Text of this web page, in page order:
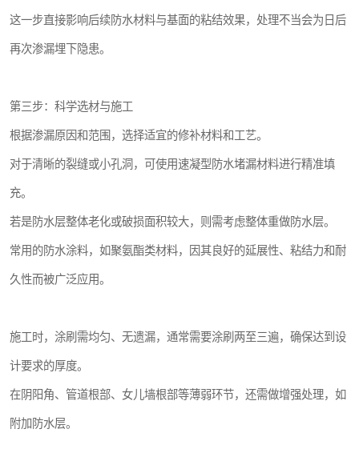
这一步直接影响后续防水材料与基面的粘结效果，处理不当会为日后
再次渗漏埋下隐患。
第三步：科学选材与施工
根据渗漏原因和范围，选择适宜的修补材料和工艺。
对于清晰的裂缝或小孔洞，可使用速凝型防水堵漏材料进行精准填
充。
若是防水层整体老化或破损面积较大，则需考虑整体重做防水层。
常用的防水涂料，如聚氨酯类材料，因其良好的延展性、粘结力和耐
久性而被广泛应用。
施工时，涂刷需均匀、无遗漏，通常需要涂刷两至三遍，确保达到设
计要求的厚度。
在阴阳角、管道根部、女儿墙根部等薄弱环节，还需做增强处理，如
附加防水层。